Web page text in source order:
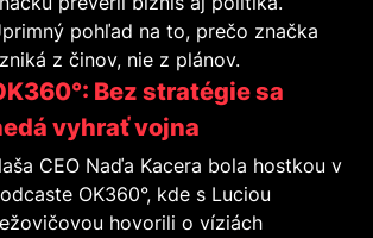
pohľad na to, prečo značka
z činov, nie z plánov.
Bez stratégie sa
vyhrať vojna
CEO Naďa Kacera bola hostkou v
OK360°, kde s Luciou
hovorili o víziách